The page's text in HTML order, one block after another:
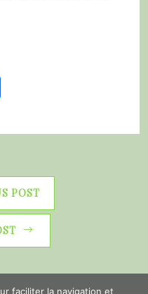
POST
faciliter la navigation et